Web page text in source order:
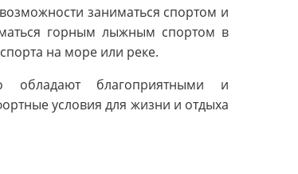
заниматься спортом и
горным лыжным спортом в
на море или реке.
обладают благоприятными и
условия для жизни и отдыха